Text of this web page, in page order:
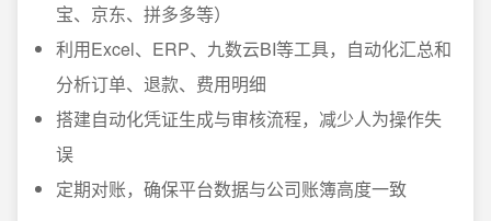
宝、京东、拼多多等）
利用Excel、ERP、九数云BI等工具，自动化汇总和
分析订单、退款、费用明细
搭建自动化凭证生成与审核流程，减少人为操作失
误
定期对账，确保平台数据与公司账簿高度一致